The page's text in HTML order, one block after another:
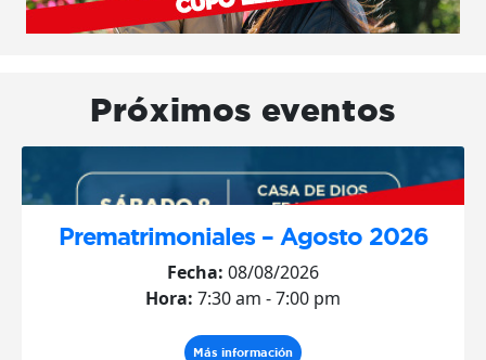
Próximos eventos
Prematrimoniales – Agosto 2026
Fecha: 08/08/2026
Hora: 7:30 am - 7:00 pm
Más información